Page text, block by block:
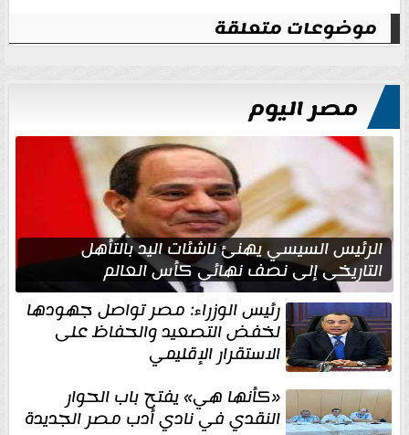
موضوعات متعلقة
مصر اليوم
الرئيس السيسي يهنئ ناشئات اليد بالتأهل
التاريخي إلى نصف نهائي كأس العالم
رئيس الوزراء: مصر تواصل جهودها
لخفض التصعيد والحفاظ على
الاستقرار الإقليمي
«كأنها هي» يفتح باب الحوار
النقدي في نادي أدب مصر الجديدة